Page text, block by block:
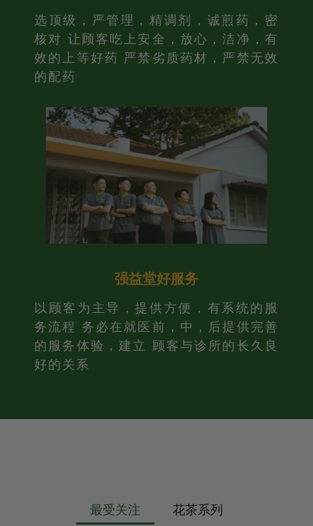
选顶级，严管理，精调剂，诚煎药，密
核对 让顾客吃上安全，放心，洁净，有
效的上等好药 严禁劣质药材，严禁无效
的配药
强益堂好服务
以顾客为主导，提供方便，有系统的服
务流程 务必在就医前，中，后提供完善
的服务体验，建立 顾客与诊所的长久良
好的关系
最受关注 花茶系列